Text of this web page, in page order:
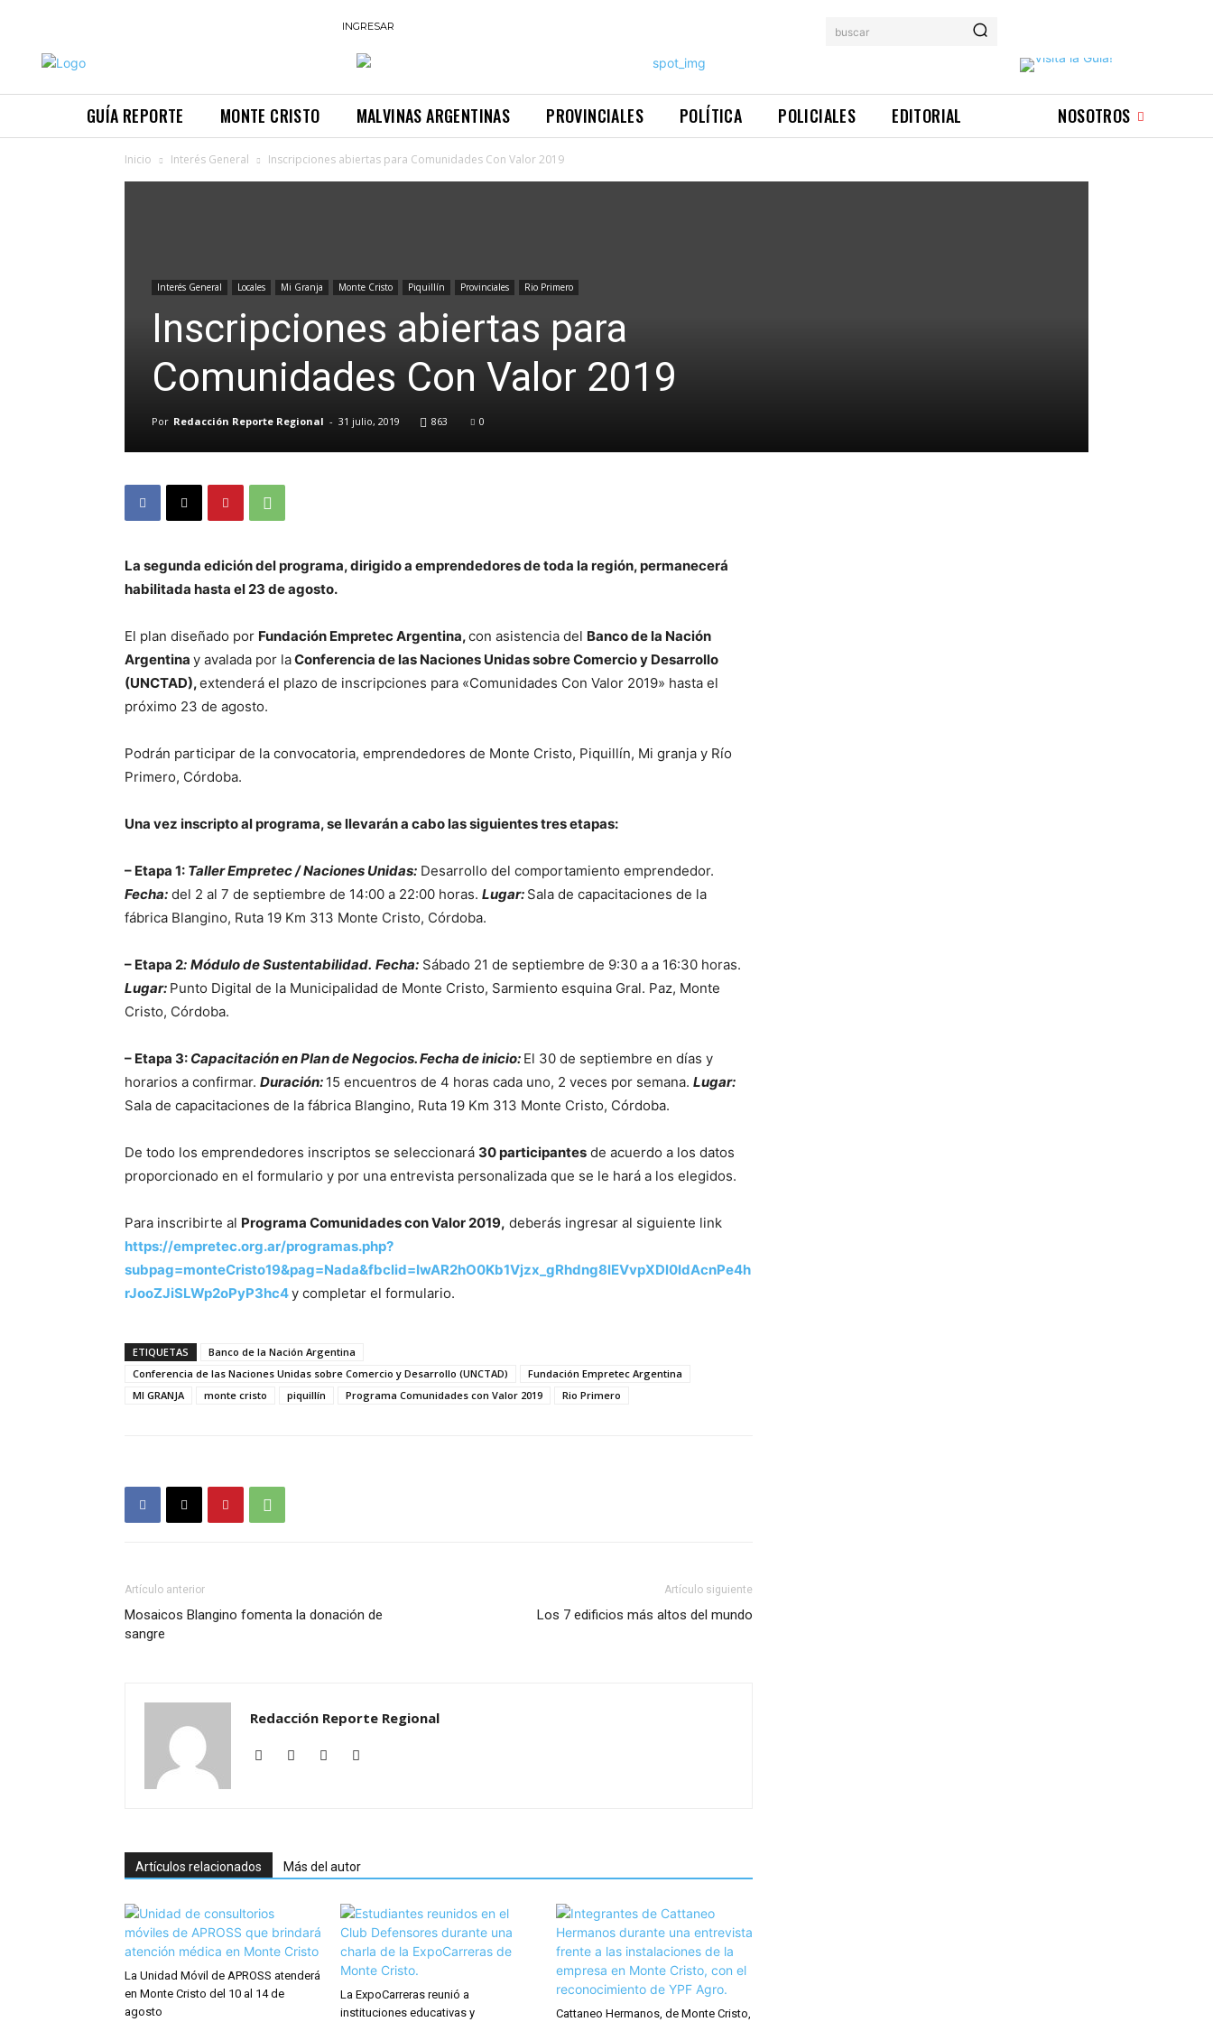
INGRESAR buscar
GUÍA REPORTE MONTE CRISTO MALVINAS ARGENTINAS PROVINCIALES POLÍTICA POLICIALES EDITORIAL NOSOTROS
Inicio Interés General Inscripciones abiertas para Comunidades Con Valor 2019
Interés General Locales Mi Granja Monte Cristo Piquillín Provinciales Rio Primero
Inscripciones abiertas para
Comunidades Con Valor 2019
Por Redacción Reporte Regional - 31 julio, 2019 863 0
La segunda edición del programa, dirigido a emprendedores de toda la región, permanecerá
habilitada hasta el 23 de agosto.
El plan diseñado por Fundación Empretec Argentina,con asistencia del Banco de la Nación
Argentina y avalada por laConferencia de las Naciones Unidas sobre Comercio y Desarrollo
(UNCTAD),extenderá el plazo de inscripciones para «Comunidades Con Valor 2019» hasta el
próximo 23 de agosto.
Podrán participar de la convocatoria, emprendedores de Monte Cristo, Piquillín, Mi granja y Río
Primero, Córdoba.
Una vez inscripto al programa, se llevarán a cabo las siguientes tres etapas:
– Etapa 1: Taller Empretec / Naciones Unidas: Desarrollo del comportamiento emprendedor.
Fecha: del 2 al 7 de septiembre de 14:00 a 22:00 horas. Lugar: Sala de capacitaciones de la
fábrica Blangino, Ruta 19 Km 313 Monte Cristo, Córdoba.
– Etapa 2: Módulo de Sustentabilidad. Fecha: Sábado 21 de septiembre de 9:30 a a 16:30 horas.
Lugar: Punto Digital de la Municipalidad de Monte Cristo, Sarmiento esquina Gral. Paz, Monte
Cristo, Córdoba.
– Etapa 3: Capacitación en Plan de Negocios. Fecha de inicio: El 30 de septiembre en días y
horarios a confirmar. Duración: 15 encuentros de 4 horas cada uno, 2 veces por semana. Lugar:
Sala de capacitaciones de la fábrica Blangino, Ruta 19 Km 313 Monte Cristo, Córdoba.
De todo los emprendedores inscriptos se seleccionará 30 participantes de acuerdo a los datos
proporcionado en el formulario y por una entrevista personalizada que se le hará a los elegidos.
Para inscribirte al Programa Comunidades con Valor 2019, deberás ingresar al siguiente link
https://empretec.org.ar/programas.php?
subpag=monteCristo19&pag=Nada&fbclid=IwAR2hO0Kb1Vjzx_gRhdng8lEVvpXDl0ldAcnPe4h
rJooZJiSLWp2oPyP3hc4y completar el formulario.
ETIQUETAS
Banco de la Nación Argentina
Conferencia de las Naciones Unidas sobre Comercio y Desarrollo (UNCTAD)
Fundación Empretec Argentina
MI GRANJA
monte cristo piquillín Programa Comunidades con Valor 2019 Rio Primero
Artículo anterior
Mosaicos Blangino fomenta la donación de
sangre
Artículo siguiente
Los 7 edificios más altos del mundo
Redacción Reporte Regional
Artículos relacionados Más del autor
La Unidad Móvil de APROSS atenderá
en Monte Cristo del 10 al 14 de
agosto
La ExpoCarreras reunió a
instituciones educativas y
Cattaneo Hermanos, de Monte Cristo,